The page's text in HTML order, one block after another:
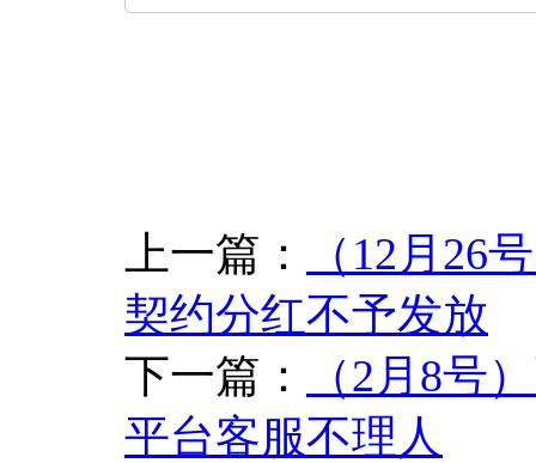
上一篇：
（12月26
契约分红不予发放
下一篇：
（2月8号
平台客服不理人